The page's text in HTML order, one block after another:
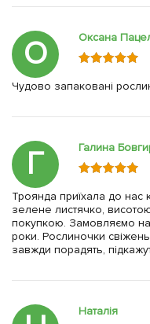
О Оксана
Чудово запаковані
Г Галина
Троянда приїхала до нас
зелене листячко,
покупкою. Замовляємо на
роки. Рослиночки
завжди порадять,
Наталія